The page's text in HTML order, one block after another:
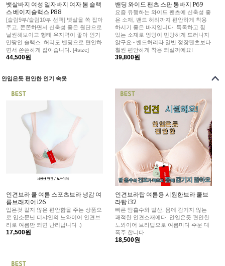
뱃살바지 여성 일자바지 여자 봄 슬랙
스 베이지슬랙스 P88
[슬림9부/슬림10부 선택] 뱃살을 쏙 잡아
주고, 쫀쫀하면서 신축성 좋은 원단으로
날씬해보이고 형태 유지력이 좋아 인기
만땅인 슬랙스. 허리도 밴딩으로 편안하
면서 쫀쫀하게 잡아줍니다. [4size]
44,500원
밴딩 와이드 팬츠 스판 통바지 P69
요즘 유행하는 와이드 팬츠에 신축성 좋
은 소재, 밴드 허리까지 편안하게 착용
하시기 좋은 바지입니다. 톡톡하고 힘
있는 소재로 엉덩이 민망하게 드러나지
않구요~ 밴드허리라 일반 정장팬츠보다
훨씬 편안하게 착용 되실꺼에요!
39,800원
안입은듯 편안한 인기 속옷
인견브라 쿨 여름 스포츠브라 냉감 여
름브래지어 i26
입은것 같지 않은 편안함을 주는 상품으
로 입소문난 더샤인의 노와이어 인견브
라로 여름만 되면 난리납니다 :)
17,500원
인견브라탑 여름용 시원한브라 쿨브
라탑 i32
빠른 땀흡수와 발산, 몸에 감기지 않는
쾌적한 인견소재에다, 안입은듯 편안한
노와이어 브라탑으로 여름마다 주문 대
폭주 합니다
18,500원